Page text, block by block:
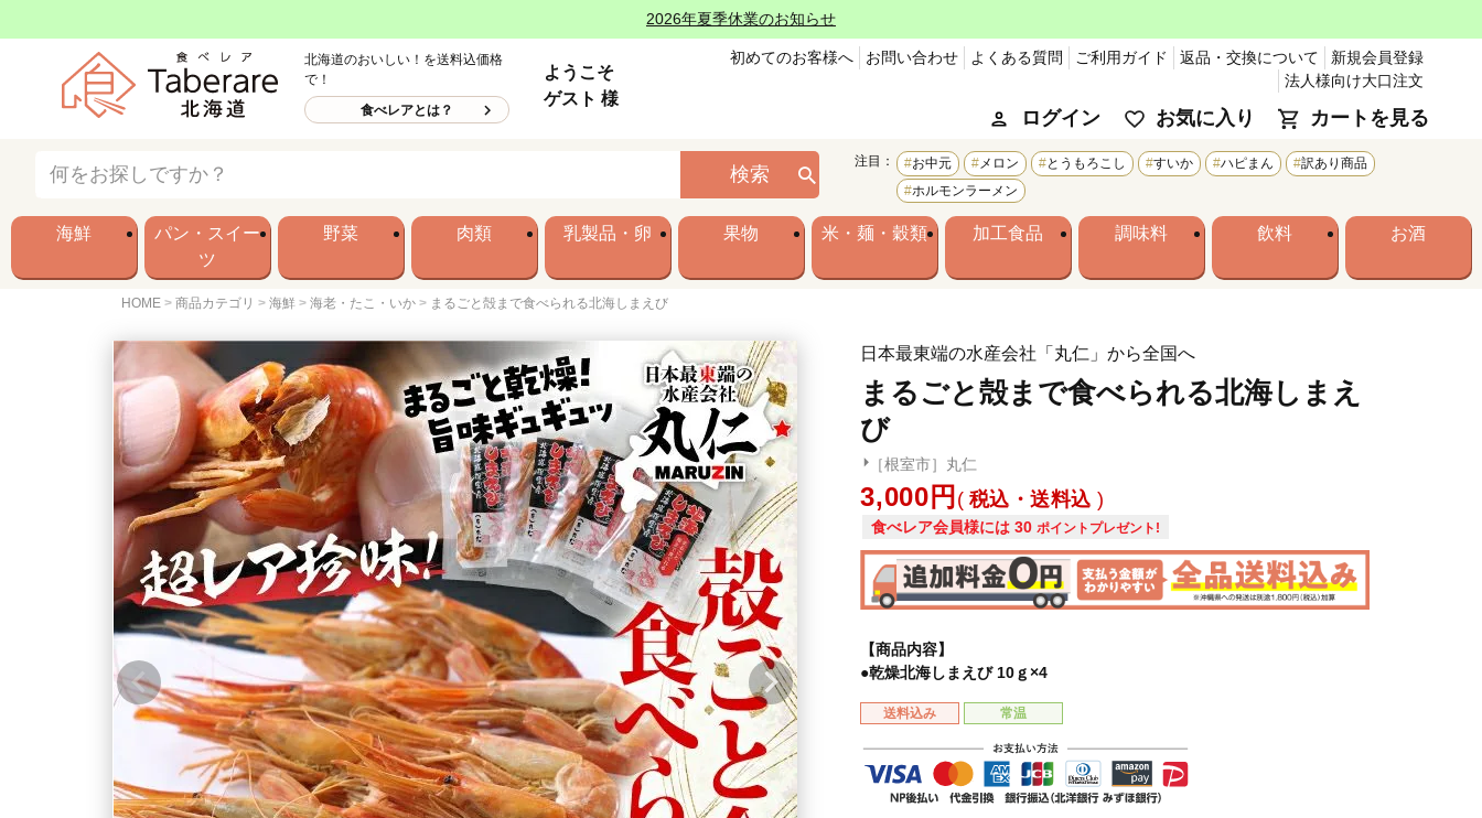
2026年夏季休業のお知らせ
北海道のおいしい！を送料込価格
で！
食べレアとは？
ようこそ
ゲスト 様
初めてのお客様へ お問い合わせ よくある質問 ご利用ガイド 返品・交換について
新規会員登録
法人様向け大口注文
ログイン お気に入り カートを見る
検索
注目： お中元 メロン とうもろこし すいか ハピまん
訳あり商品
ホルモンラーメン
海鮮
パン・スイー
ツ
野菜 肉類 乳製品・卵 果物 米・麺・穀類 加工食品 調味料 飲料 お酒
HOME 商品カテゴリ 海鮮 海老・たこ・いか まるごと殻まで食べられる北海しまえび
日本最東端の水産会社「丸仁」から全国へ
まるごと殻まで食べられる北海しまえ
び
［根室市］丸仁
3,000 税込・送料込
食べレア会員様には 30 ポイントプレゼント!
【商品内容】
●乾燥北海しまえび 10ｇ×4
送料込み 常温